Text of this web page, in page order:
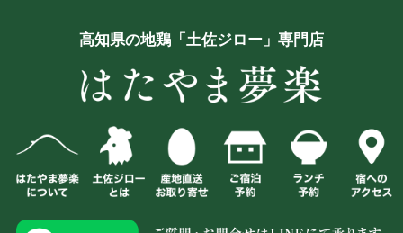
高知県の地鶏「土佐ジロー」専門店